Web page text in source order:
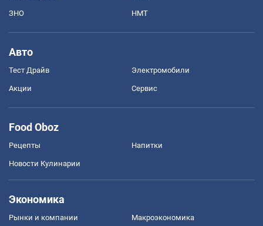
ЗНО НМТ
Авто
Тест Драйв Электромобили
Акции Сервис
Food Oboz
Рецепты Напитки
Новости Кулинарии
Экономика
Рынки и компании Mакроэкономика